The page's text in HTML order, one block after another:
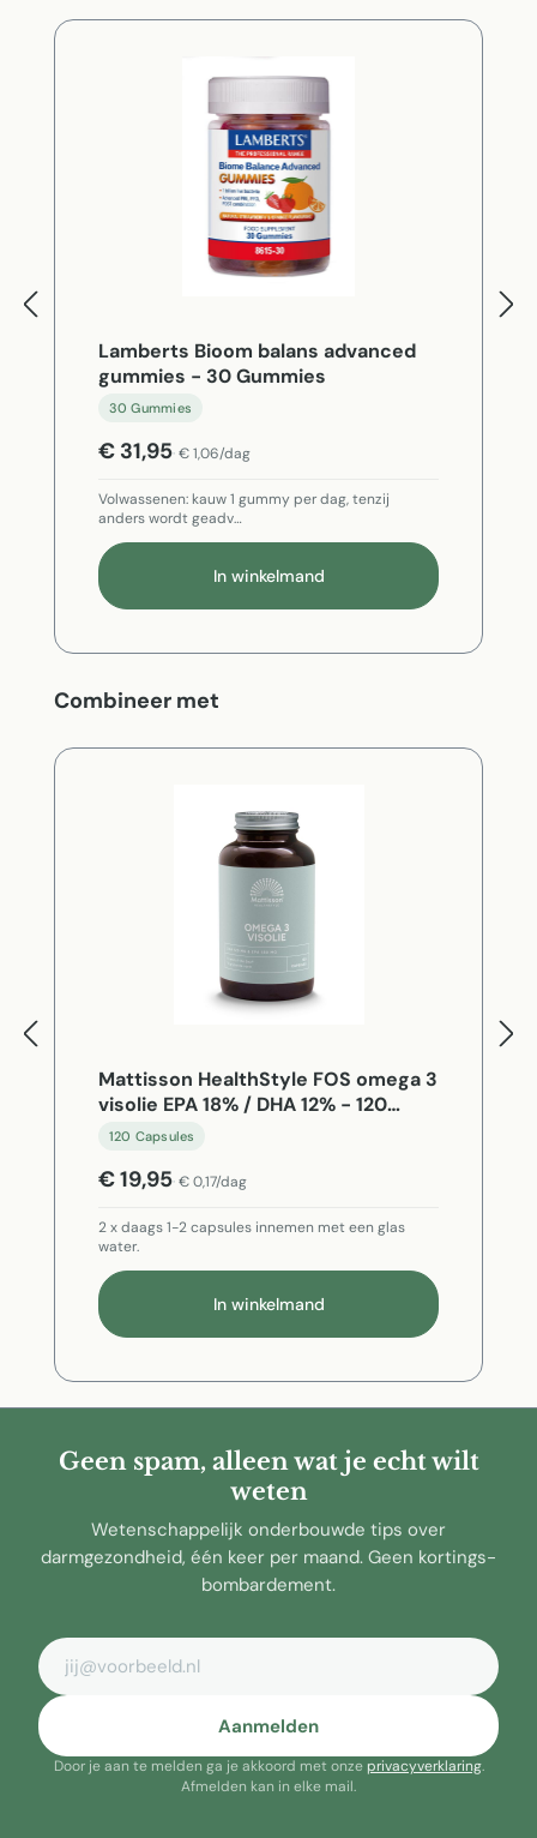
Lamberts Bioom balans advanced
gummies - 30 Gummies
30 Gummies
€ 31,95 € 1,06/dag
Volwassenen: kauw 1 gummy per dag, tenzij
anders wordt geadv…
In winkelmand
Productgalerij overslaan
Combineer met
Mattisson HealthStyle FOS omega 3
visolie EPA 18% / DHA 12% - 120
Capsules
120 Capsules
€ 19,95 € 0,17/dag
2 x daags 1-2 capsules innemen met een glas
water.
In winkelmand
Geen spam, alleen wat je echt wilt
weten
Wetenschappelijk onderbouwde tips over
darmgezondheid, één keer per maand. Geen kortings-
bombardement.
E-mailadres
Aanmelden
Door je aan te melden ga je akkoord met onzeprivacyverklaring.
Afmelden kan in elke mail.